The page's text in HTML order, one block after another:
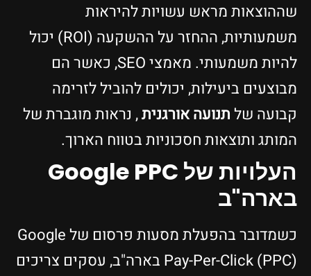
שההוצאות מראש עשויות להיראות
משמעותיות, ההחזר על ההשקעה (ROI) יכול
להיות משמעותי. מאמצי SEO, כאשר הם
מבוצעים ביעילות, יכולים להוביל לזרימה
קבועה שלתנועה אורגנית, נראות מוגברת של
המותג ותוצאות חסכוניות בטווח הארוך.
העלויות של Google PPC
בארה"ב
כשמדובר בהפעלת מסעות פרסום של Google
Pay-Per-Click (PPC) בארה"ב, עסקים צריכים